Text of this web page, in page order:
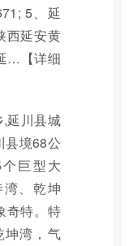
5、延
西延安黄
…【详细
延川县城
县境68公
巨型大
、乾坤
奇特。特
湾，气